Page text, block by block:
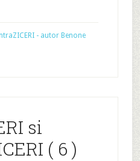
- autor Benone
si
( 6 )